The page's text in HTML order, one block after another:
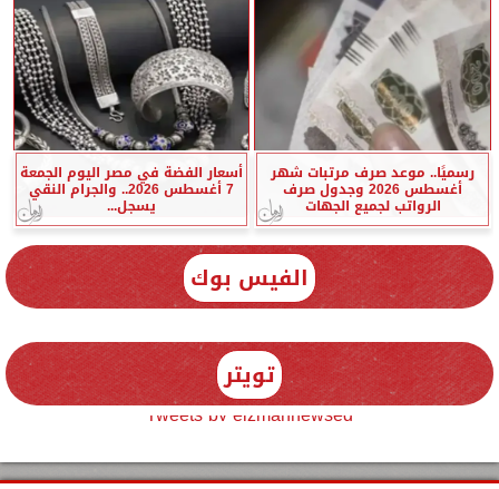
رسميًا.. موعد صرف مرتبات شهر
أغسطس 2026 وجدول صرف
الرواتب لجميع الجهات
أسعار الفضة في مصر اليوم الجمعة
7 أغسطس 2026.. والجرام النقي
يسجل...
الفيس بوك
تويتر
Tweets by elzmannewseg